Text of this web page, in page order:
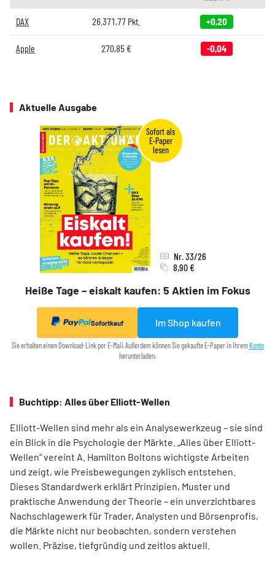
DAX 26.371,77 Pkt. +0,20
Apple 270,85€ -0,04
Aktuelle Ausgabe
Heiße Tage – eiskalt kaufen: 5 Aktien im Fokus
Nr. 33/26
8,90 €
Sofortkauf Im Shop kaufen
Sie erhalten einen Download-Link per E-Mail. Außerdem können Sie gekaufte E-Paper in Ihrem Konto
herunterladen.
Buchtipp: Alles über Elliott-Wellen
Elliott-Wellen sind mehr als ein Analysewerkzeug – sie sind
ein Blick in die Psychologie der Märkte. „Alles über Elliott-
Wellen“ vereint A. Hamilton Boltons wichtigste Arbeiten
und zeigt, wie Preisbewegungen zyklisch entstehen.
Dieses Standardwerk erklärt Prinzipien, Muster und
praktische Anwendung der Theorie – ein unverzichtbares
Nachschlagewerk für Trader, Analysten und Börsenprofis,
die Märkte nicht nur beobachten, sondern verstehen
wollen. Präzise, tiefgründig und zeitlos aktuell.